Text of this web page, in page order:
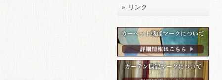
リンク